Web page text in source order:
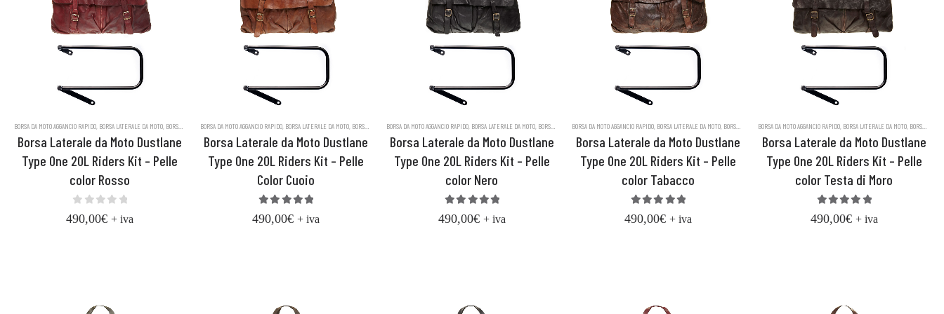
BORSA DA MOTO AGGANCIO RAPIDO BORSA LATERALE DA MOTO BORSE DA MOTO ,BORSE IN VERA PELLE CONCIATA AL VEGETALE, BORSE LUGLIO 2023 BORSE MESSENGER IN PELLE DUSTLANE
Borsa Laterale da Moto Dustlane
Type One 20L Riders Kit – Pelle
color Rosso
0out of 5
490,00€ + iva
BORSA DA MOTO AGGANCIO RAPIDO, BORSA LATERALE DA MOTO, BORSE DA MOTO ,BORSE IN VERA PELLE CONCIATA AL VEGETALE, BORSE LUGLIO 2023 BORSE MESSENGER IN PELLE DUSTLANE
Borsa Laterale da Moto Dustlane
Type One 20L Riders Kit – Pelle
Color Cuoio
5.00out of 5
490,00€ + iva
BORSA DA MOTO AGGANCIO RAPIDO, BORSA LATERALE DA MOTO, BORSE DA MOTO ,BORSE IN VERA PELLE CONCIATA AL VEGETALE,BORSE LUGLIO 2023 BORSE MESSENGER IN PELLE DUSTLANE
Borsa Laterale da Moto Dustlane
Type One 20L Riders Kit – Pelle
color Nero
5.00out of 5
490,00€ + iva
BORSA DA MOTO AGGANCIO RAPIDO BORSA LATERALE DA MOTO BORSE DA MOTO ,BORSE IN VERA PELLE CONCIATA AL VEGETALE,BORSE LUGLIO 2023
Borsa Laterale da Moto Dustlane
Type One 20L Riders Kit – Pelle
color Tabacco
5.00out of 5
490,00€ + iva
BORSA DA MOTO AGGANCIO RAPIDO BORSA LATERALE DA MOTO BORSE DA MOTO
Borsa Laterale da Moto Dustlane
Type One 20L Riders Kit – Pelle
color Testa di Moro
5.00out of 5
490,00€ + iva